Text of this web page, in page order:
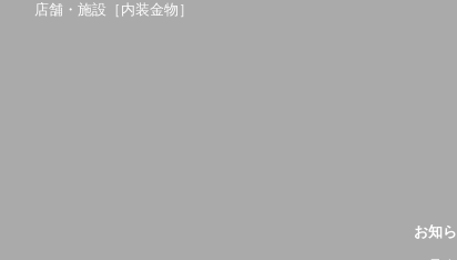
店舗・施設［内装金物］
お知